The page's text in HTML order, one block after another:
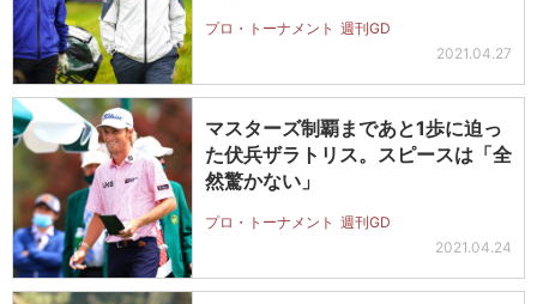
プロ・トーナメント 週刊GD
2021.04.27
マスターズ制覇まであと1歩に迫っ
た伏兵ザラトリス。スピースは「全
然驚かない」
プロ・トーナメント 週刊GD
2021.04.24